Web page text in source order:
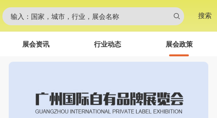
输入：国家，城市，行业，展会名称 搜索
展会资讯 行业动态 展会政策